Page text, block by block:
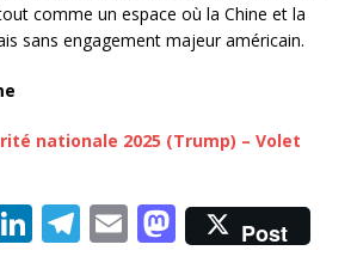
comme un espace où la Chine et la
sans engagement majeur américain.
nationale 2025 (Trump) – Volet
Li T E M
a
Post